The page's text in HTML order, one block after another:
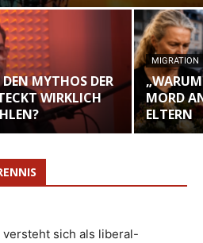
MYTHOS DER
WIRKLICH
MIGRATION
MORD
ELTERN
sich als liberal-